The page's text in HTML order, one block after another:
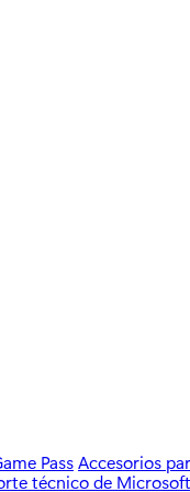
PassAccesorios
técnico de